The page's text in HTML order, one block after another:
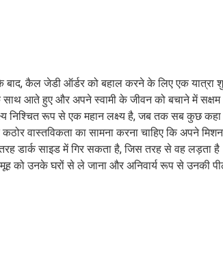
बाद, कैल जेडी ऑर्डर को बहाल करने के लिए एक यात्रा
आते हुए और अपने स्वामी के जीवन को बचाने में सक्षम
निश्चित रूप से एक महान लक्ष्य है, जब तक सब कुछ कहा
वास्तविकता का सामना करना चाहिए कि अपने मिशन
डार्क साइड में गिर सकता है, जिस तरह से वह लड़ता
को उनके घरों से ले जाना और अनिवार्य रूप से उनकी